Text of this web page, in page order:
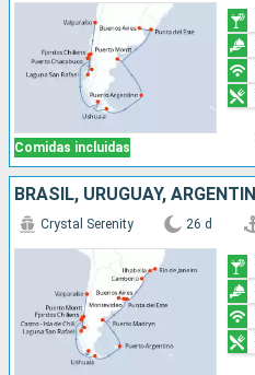
Comidas incluidas
Crystal Serenity 26 d